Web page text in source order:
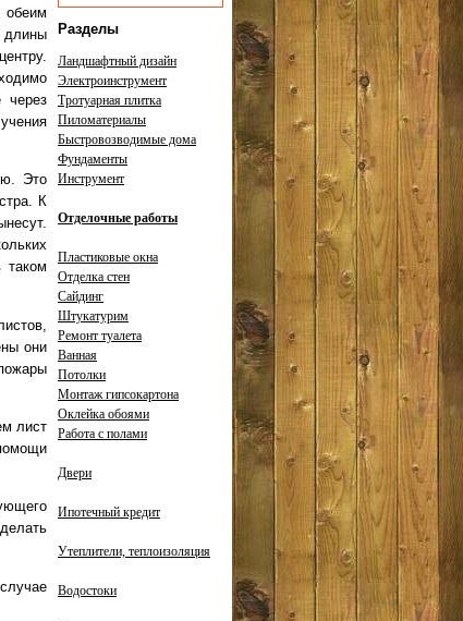
обеим
длины
через
Это
К
таком
они
лист
Разделы
Ландшафтный дизайн
Электроинструмент
Тротуарная плитка
Пиломатериалы
Быстровозводимые дома
Фундаменты
Инструмент
Отделочные работы
Пластиковые окна
Отделка стен
Сайдинг
Штукатурим
Ремонт туалета
Ванная
Потолки
Монтаж гипсокартона
Оклейка обоями
Работа с полами
Двери
Ипотечный кредит
Утеплители, теплоизоляция
Водостоки